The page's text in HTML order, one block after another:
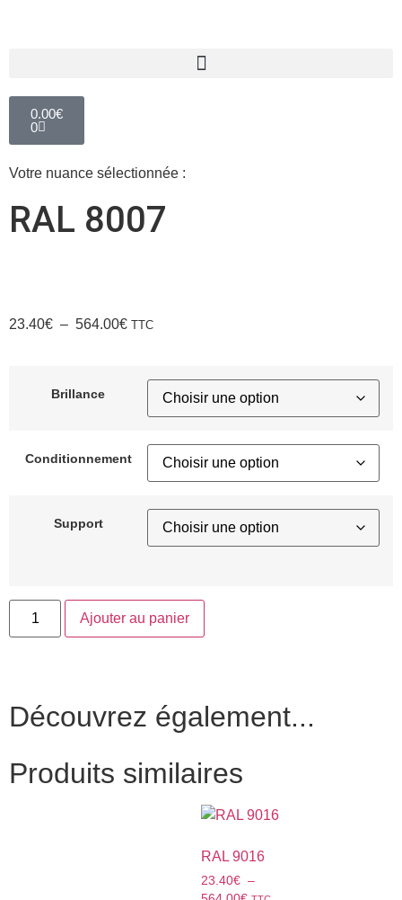
0.00€
0
Votre nuance sélectionnée :
RAL 8007
23.40€ – 564.00€ TTC
Brillance
Conditionnement
Support
Ajouter au panier
Découvrez également...
Produits similaires
RAL 9016
23.40€ –